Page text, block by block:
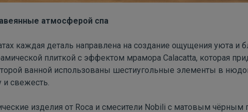
атмосферой спа
каждая деталь направлена на создание ощущения уюта и
плиткой с эффектом мрамора Calacatta, которая
ванной использованы шестиугольные элементы в
и свежесть.
изделия от Roca и смесители Nobili с матовым чёрным